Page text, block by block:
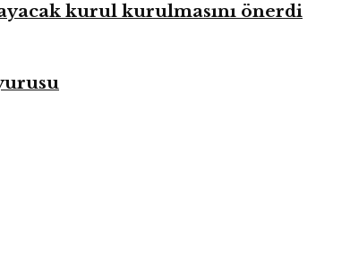
kurul kurulmasını önerdi